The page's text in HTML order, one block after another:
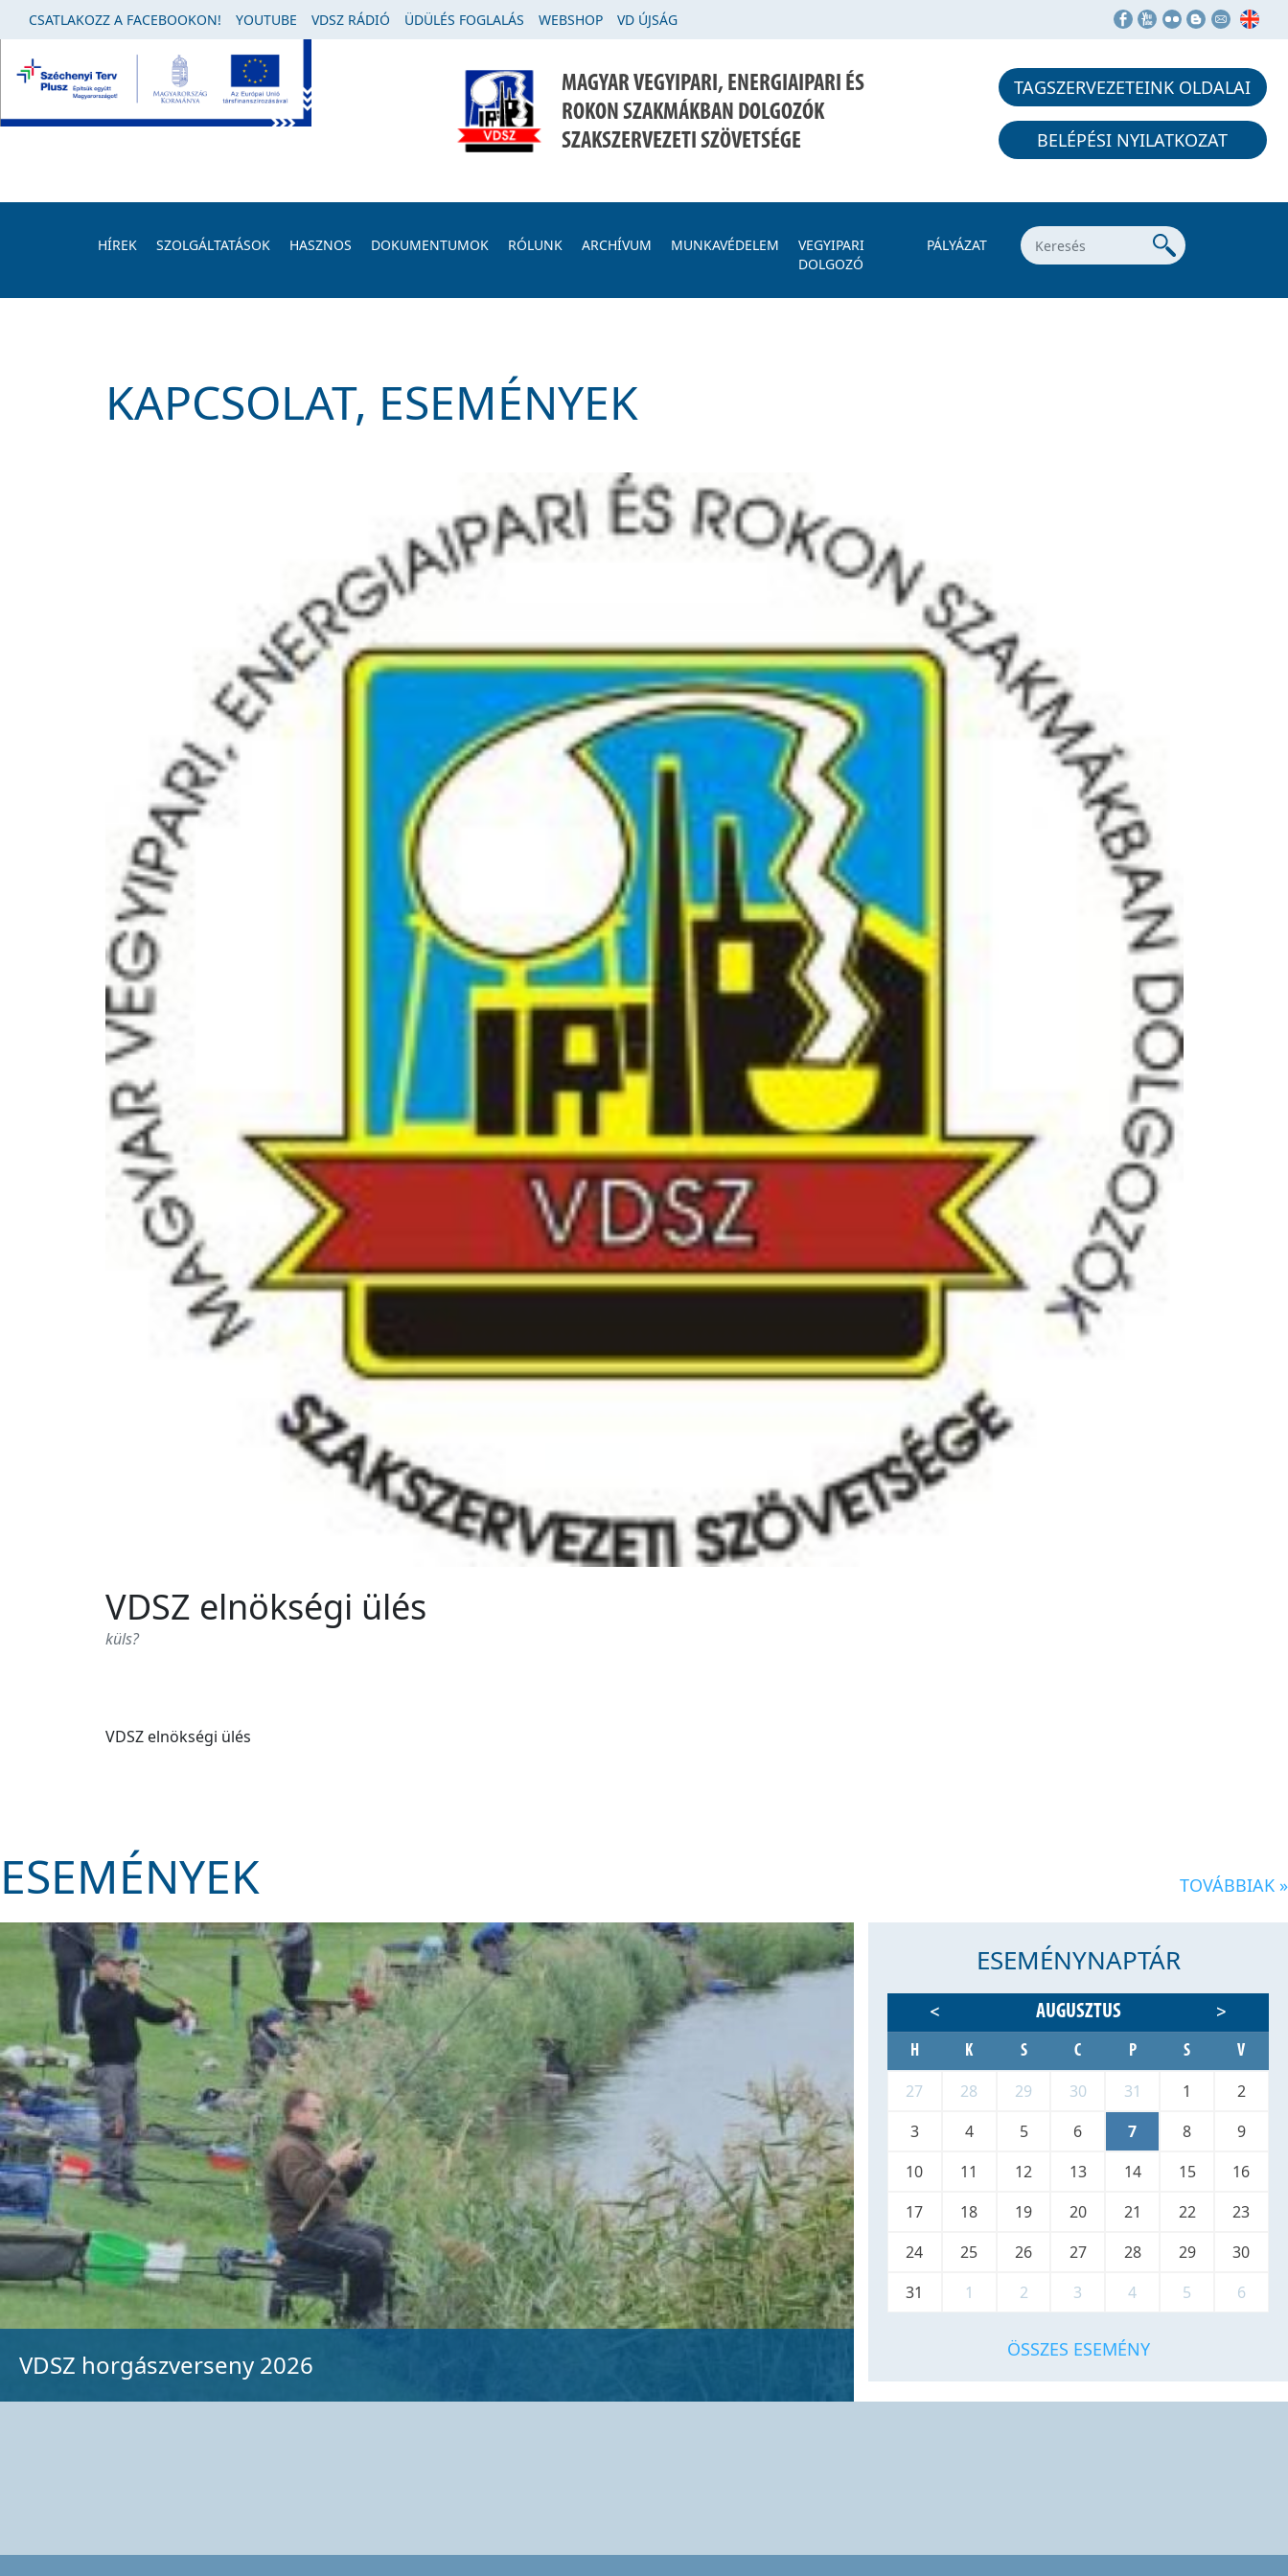
CSATLAKOZZ A FACEBOOKON! YOUTUBE VDSZ RÁDIÓ ÜDÜLÉS FOGLALÁS WEBSHOP VD ÚJSÁG
MAGYAR VEGYIPARI, ENERGIAIPARI ÉS
ROKON SZAKMÁKBAN DOLGOZÓK
SZAKSZERVEZETI SZÖVETSÉGE
TAGSZERVEZETEINK OLDALAI
BELÉPÉSI NYILATKOZAT
HÍREK SZOLGÁLTATÁSOK HASZNOS DOKUMENTUMOK RÓLUNK ARCHÍVUM MUNKAVÉDELEM
VEGYIPARI
DOLGOZÓ
PÁLYÁZAT
KAPCSOLAT, ESEMÉNYEK
VDSZ elnökségi ülés
küls?
VDSZ elnökségi ülés
ESEMÉNYEK TOVÁBBIAK »
VDSZ horgászverseny 2026
ESEMÉNYNAPTÁR
< AUGUSZTUS >
H K S C P S V
27 28 29 30 31 1
2
3
4 5 6 7 8
9
10
11 12 13 14 15
16
17
18 19 20 21 22
23
24
25 26 27 28 29
30
31
1 2 3 4 5 6
ÖSSZES ESEMÉNY